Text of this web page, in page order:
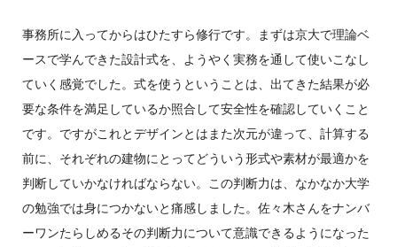
事務所に入ってからはひたすら修行です。まずは京大で理論ベ
ースで学んできた設計式を、ようやく実務を通して使いこなし
ていく感覚でした。式を使うということは、出てきた結果が必
要な条件を満足しているか照合して安全性を確認していくこと
です。ですがこれとデザインとはまた次元が違って、計算する
前に、それぞれの建物にとってどういう形式や素材が最適かを
判断していかなければならない。この判断力は、なかなか大学
の勉強では身につかないと痛感しました。佐々木さんをナンバ
ーワンたらしめるその判断力について意識できるようになった